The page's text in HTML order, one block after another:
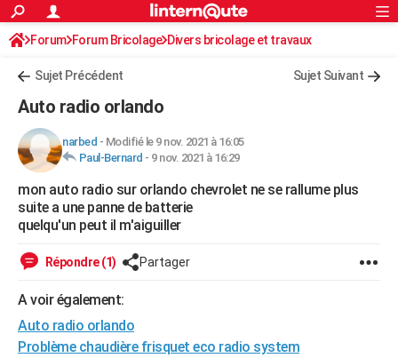
ACTUALITÉS
Politique
Société
Faits Divers
Education
Monde
Villes
+
FINANCE
Retraite
Impôts
Epargne
Immobilier
Risques naturels par ville
Banque
Assurance
Crédit
AUTO
Essais
Réserver un essai
Citadines
Berlines
SUV
Forum auto
+HIGH-TECH
Mobiles
Meilleur smartphone
Internet
Ordinateurs
Jeux vidéo
Guide high-tech
+
Forum
Aménagement intérieur
Extérieur
Cuisine
Salle de bains
Jardinage
Rangement
WEEK-END
Guides de France
Escapades
Patrimoine
Expositions
Musées
Week-end nature
+LIFESTYLE
Art de vivre
Bien-être
Loisirs
Mode
Modes de vie
SANTE
Rechercher
S'inscrire
Connexion
Forum Forum Bricolage Divers bricolage et travaux
Sujet Précédent Sujet Suivant
Auto radio orlando
narbed - Modifié le 9 nov. 2021 à 16:05
Paul-Bernard - 9 nov. 2021 à 16:29
mon auto radio sur orlando chevrolet ne se rallume plus
suite a une panne de batterie
quelqu'un peut il m'aiguiller
Répondre (1) Partager
A voir également:
Auto radio orlando
Problème chaudière frisquet eco radio system